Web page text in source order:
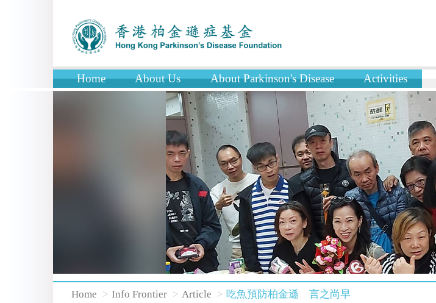
Home About Us About Parkinson's Disease Activities
Home Info Frontier Article 吃魚預防柏金遜 言之尚早